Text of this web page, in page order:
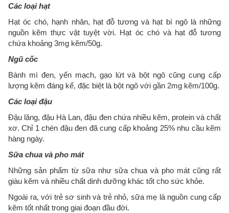
Các loại hạt
Hạt óc chó, hạnh nhân, hạt đỗ tương và hạt bí ngô là những
nguồn kẽm thực vật tuyệt vời. Hạt óc chó và hạt đỗ tương
chứa khoảng 3mg kẽm/50g.
Ngũ cốc
Bánh mì đen, yến mạch, gạo lứt và bột ngô cũng cung cấp
lượng kẽm đáng kể, đặc biệt là bột ngô với gần 2mg kẽm/100g.
Các loại đậu
Đậu lăng, đậu Hà Lan, đậu đen chứa nhiều kẽm, protein và chất
xơ. Chỉ 1 chén đậu đen đã cung cấp khoảng 25% nhu cầu kẽm
hàng ngày.
Sữa chua và pho mát
Những sản phẩm từ sữa như sữa chua và pho mát cũng rất
giàu kẽm và nhiều chất dinh dưỡng khác tốt cho sức khỏe.
Ngoài ra, với trẻ sơ sinh và trẻ nhỏ, sữa mẹ là nguồn cung cấp
kẽm tốt nhất trong giai đoạn đầu đời.